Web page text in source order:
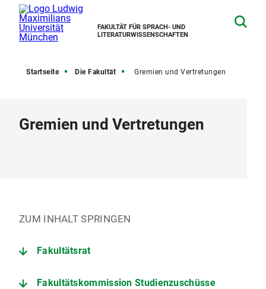
FAKULTÄT FÜR SPRACH- UND
LITERATURWISSENSCHAFTEN
Startseite Die Fakultät Gremien und Vertretungen
Gremien und Vertretungen
ZUM INHALT SPRINGEN
Fakultätsrat
Fakultätskommission Studienzuschüsse